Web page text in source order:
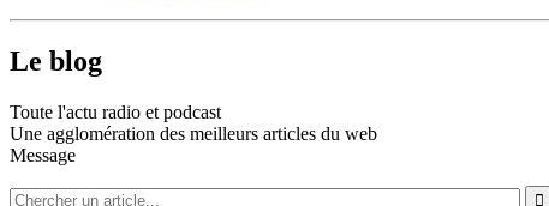
Le blog
Toute l'actu radio et podcast
Une agglomération des meilleurs articles du web
Message